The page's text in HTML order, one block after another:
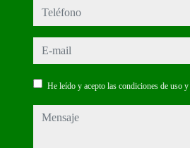
teléfono
e-mail
He leído y acepto las condiciones de uso y
mensaje